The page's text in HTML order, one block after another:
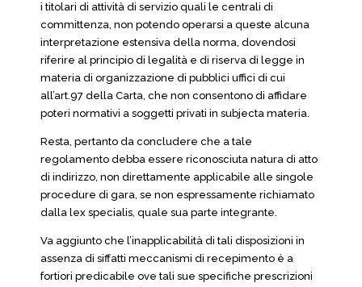
i titolari di attività di servizio quali le centrali di
committenza, non potendo operarsi a queste alcuna
interpretazione estensiva della norma, dovendosi
riferire al principio di legalità e di riserva di legge in
materia di organizzazione di pubblici uffici di cui
all’art.97 della Carta, che non consentono di affidare
poteri normativi a soggetti privati in subjecta materia.
Resta, pertanto da concludere che a tale
regolamento debba essere riconosciuta natura di atto
di indirizzo, non direttamente applicabile alle singole
procedure di gara, se non espressamente richiamato
dalla lex specialis, quale sua parte integrante.
Va aggiunto che l’inapplicabilità di tali disposizioni in
assenza di siffatti meccanismi di recepimento è a
fortiori predicabile ove tali sue specifiche prescrizioni